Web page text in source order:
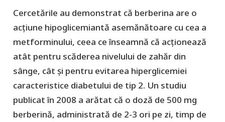
Cercetările au demonstrat că berberina are o
acțiune hipoglicemiantă asemănătoare cu cea a
metforminului, ceea ce înseamnă că acționează
atât pentru scăderea nivelului de zahăr din
sânge, cât și pentru evitarea hiperglicemiei
caracteristice diabetului de tip 2. Un studiu
publicat în 2008 a arătat că o doză de 500 mg
berberină, administrată de 2-3 ori pe zi, timp de